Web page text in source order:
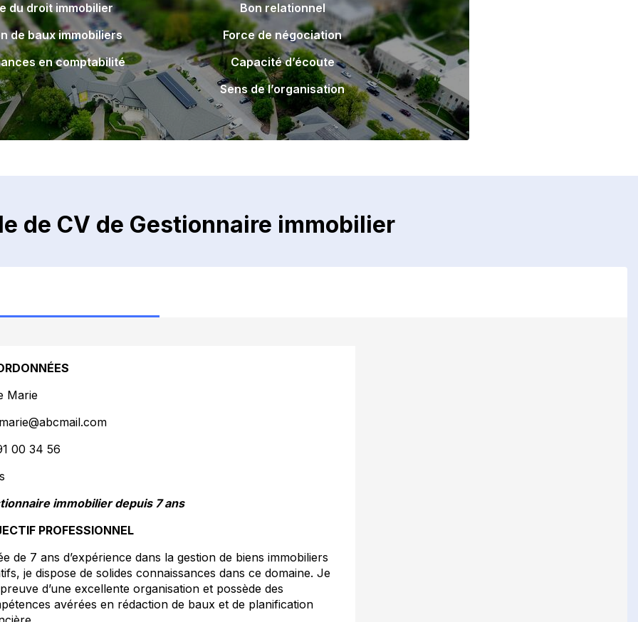
du droit immobilier
de baux immobiliers
en comptabilité
Bon relationnel
Force de négociation
Capacité d’écoute
Sens de l’organisation
de CV de Gestionnaire immobilier
Marie
00 34 56
immobilier depuis 7 ans
PROFESSIONNEL
de 7 ans d’expérience dans la gestion de biens immobiliers
je dispose de solides connaissances dans ce domaine. Je
d’une excellente organisation et possède des
avérées en rédaction de baux et de planification